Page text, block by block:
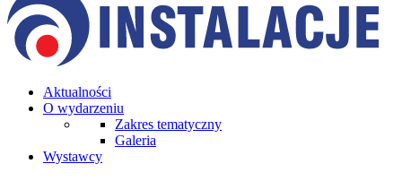
Aktualności
O wydarzeniu
Zakres tematyczny
Galeria
Wystawcy